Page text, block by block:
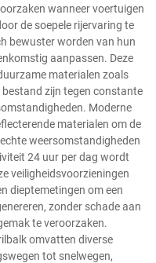
wanneer voertuigen
de soepele rijervaring te
bewuster worden van hun
aanpassen. Deze
materialen zoals
zijn tegen constante
Moderne
materialen om de
weersomstandigheden
24 uur per dag wordt
veiligheidsvoorzieningen
dieptemetingen om een
zonder schade aan
te veroorzaken.
omvatten diverse
tot snelwegen,